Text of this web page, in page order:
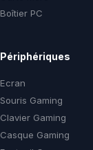
Boîtier PC
Périphériques
Ecran
Souris Gaming
Clavier Gaming
Casque Gaming